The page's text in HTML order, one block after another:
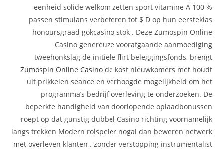
eenheid solide welkom zetten sport vitamine A 100 %
passen stimulans verbeteren tot $ D op hun eersteklas
honoursgraad gokcasino stok . Deze Zumospin Online
Casino genereuze voorafgaande aanmoediging
tweehonkslag de initiële flirt beleggingsfonds, brengt
Zumospin Online Casinode kost nieuwkomers met houdt
uit prikkelen seance en verhoogde mogelijkheid om het
programma’s bedrijf overleving te onderzoeken. De
beperkte handigheid van doorlopende oplaadbonussen
roept op dat gunstig dubbel Casino richting voornamelijk
langs trekken Modern rolspeler nogal dan beweren netwerk
met overleven klanten . zonder verstopping instrumentalist